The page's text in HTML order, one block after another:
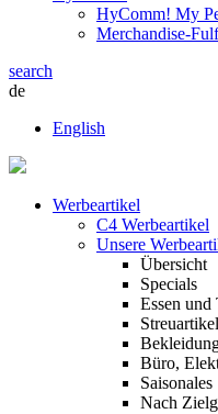
HyComm! My
Merchandise-
search
de
English
Werbeartikel
C4 Werbeartikel
Unsere
Übersicht
Specials
Essen und
Büro,
Saisonales
Nach